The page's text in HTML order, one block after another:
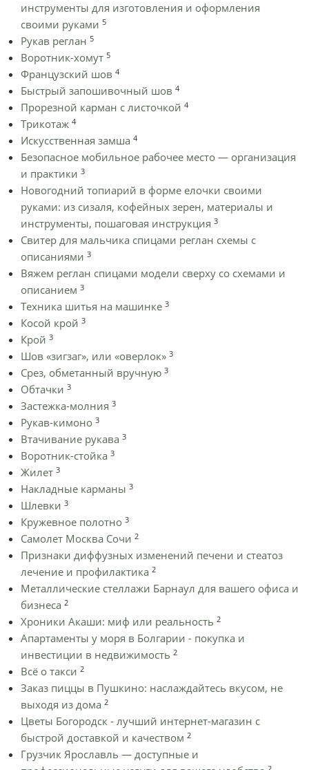
инструменты для изготовления и оформления
своими руками 5
Рукав реглан 5
Воротник-хомут 5
Французский шов 4
Быстрый запошивочный шов 4
Прорезной карман с листочкой 4
Трикотаж 4
Искусственная замша 4
Безопасное мобильное рабочее место — организация
и практики 3
Новогодний топиарий в форме елочки своими
руками: из сизаля, кофейных зерен, материалы и
инструменты, пошаговая инструкция 3
Cвитер для мальчика спицами реглан схемы с
описаниями 3
Вяжем реглан спицами модели сверху со схемами и
описанием 3
Техника шитья на машинке 3
Косой крой 3
Крой 3
Шов «зигзаг», или «оверлок» 3
Срез, обметанный вручную 3
Обтачки 3
Застежка-молния 3
Рукав-кимоно 3
Втачивание рукава 3
Воротник-стойка 3
Жилет 3
Накладные карманы 3
Шлевки 3
Кружевное полотно 3
Самолет Москва Сочи 2
Признаки диффузных изменений печени и стеатоз
лечение и профилактика 2
Металлические стеллажи Барнаул для вашего офиса и
бизнеса 2
Хроники Акаши: миф или реальность 2
Апартаменты у моря в Болгарии - покупка и
инвестиции в недвижимость 2
Всё о такси 2
Заказ пиццы в Пушкино: наслаждайтесь вкусом, не
выходя из дома 2
Цветы Богородск - лучший интернет-магазин с
быстрой доставкой и качеством 2
Грузчик Ярославль — доступные и